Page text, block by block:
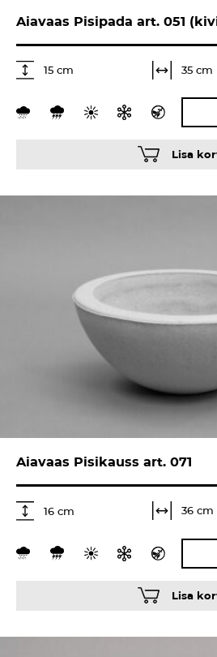
Aiavaas Pisipada art. 051
15 cm 35 cm
Lisa
Aiavaas Pisikauss art. 071
16 cm 36 cm
Lisa